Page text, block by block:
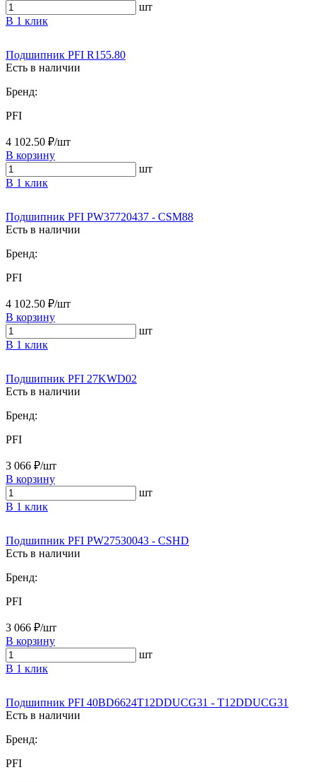
шт
В 1 клик
Подшипник PFI R155.80
Есть в наличии
Бренд:
PFI
4 102.50 ₽/шт
В корзину
шт
В 1 клик
Подшипник PFI PW37720437 - CSM88
Есть в наличии
Бренд:
PFI
4 102.50 ₽/шт
В корзину
шт
В 1 клик
Подшипник PFI 27KWD02
Есть в наличии
Бренд:
PFI
3 066 ₽/шт
В корзину
шт
В 1 клик
Подшипник PFI PW27530043 - CSHD
Есть в наличии
Бренд:
PFI
3 066 ₽/шт
В корзину
шт
В 1 клик
Подшипник PFI 40BD6624T12DDUCG31 - T12DDUCG31
Есть в наличии
Бренд:
PFI